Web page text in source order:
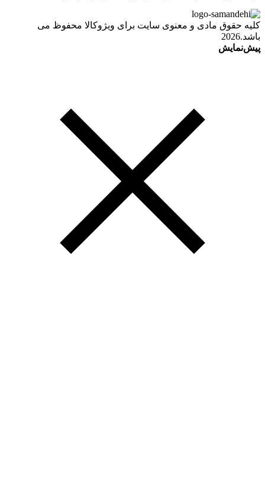
کلیه حقوق مادی و معنوی سایت برای ویژوکالا محفوظ می
باشد.2026
پیش‌نمایش